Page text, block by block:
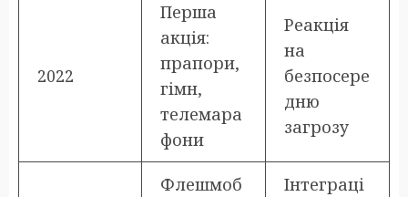
2022
Перша
акція:
прапори,
гімн,
телемара
фони
Реакція
на
безпосере
дню
загрозу
Флешмоб
Інтеграці